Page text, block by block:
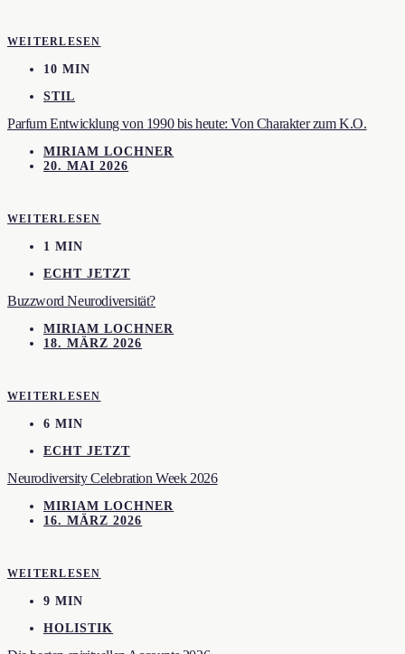
WEITERLESEN
10 MIN
STIL
Parfum Entwicklung von 1990 bis heute: Von Charakter zum K.O.
MIRIAM LOCHNER
20. MAI 2026
WEITERLESEN
1 MIN
ECHT JETZT
Buzzword Neurodiversität?
MIRIAM LOCHNER
18. MÄRZ 2026
WEITERLESEN
6 MIN
ECHT JETZT
Neurodiversity Celebration Week 2026
MIRIAM LOCHNER
16. MÄRZ 2026
WEITERLESEN
9 MIN
HOLISTIK